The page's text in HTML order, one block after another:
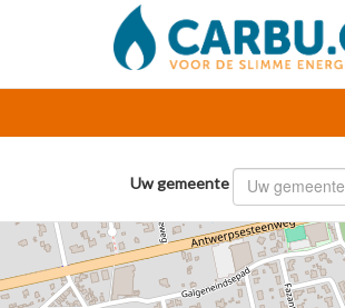
Uw gemeente Uw gemeente